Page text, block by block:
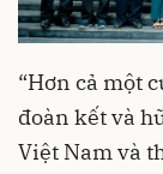
“Hơn cả một
đoàn kết và
Việt Nam và